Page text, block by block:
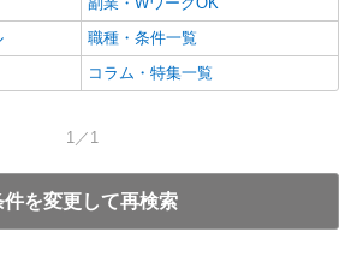
職種・条件一覧
コラム・特集一覧
1／1
件を変更して再検索